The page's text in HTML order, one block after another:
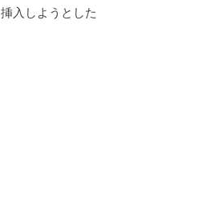
挿入しようとした